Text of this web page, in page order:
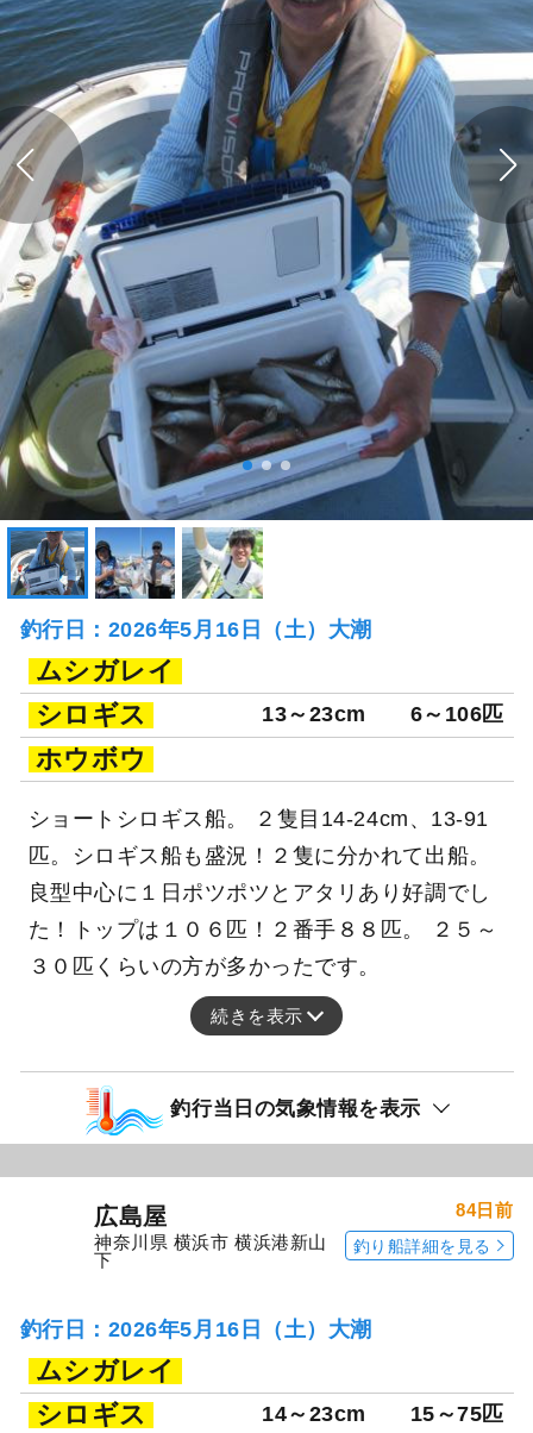
釣行日：2026年5月16日（土）大潮
ムシガレイ
シロギス
13～23cm 6～106匹
ホウボウ
ショートシロギス船。 ２隻目14-24cm、13-91
匹。シロギス船も盛況！２隻に分かれて出船。
良型中心に１日ポツポツとアタリあり好調でし
た！トップは１０６匹！２番手８８匹。 ２５～
３０匹くらいの方が多かったです。
続きを表示
釣行当日の気象情報を表示
広島屋
神奈川県 横浜市 横浜港新山
下
84日前
釣り船詳細を見る
釣行日：2026年5月16日（土）大潮
ムシガレイ
シロギス
14～23cm 15～75匹